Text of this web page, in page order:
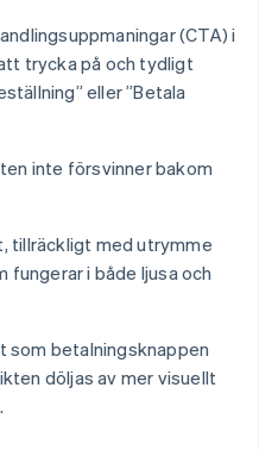
(CTA) i
trycka på och tydligt
eller ”Betala
inte försvinner bakom
tillräckligt med utrymme
i både ljusa och
som betalningsknappen
döljas av mer visuellt